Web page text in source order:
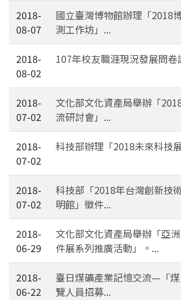
2018-
08-07
國立臺灣博物館辦理「2018
測工作坊」...
2018-
08-02
107年校友職涯現況發展問卷
2018-
07-02
文化部文化資產局舉辦「
流研討會」...
2018-
07-02
科技部辦理「2018未來科技
2018-
07-02
科技部「2018年台灣創新技
明館」徵件...
2018-
06-29
文化部文化資產局舉辦「亞
件展系列推廣活動」。...
2018-
06-22
臺日煤礦產業記憶交流—「
覽人員招募...